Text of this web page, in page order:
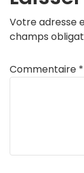
Votre adresse
champs
Commentaire *